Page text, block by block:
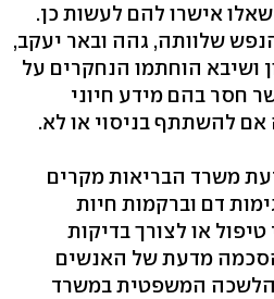
אישרו להם לעשות כן.
שלוותה, גהה ובאר יעקב,
ושיבא הוחתמו הנחקרים על
חסר בהם מידע חיוני
להשתתף בניסוי או לא.
לידיעת משרד הבריאות מקרים
דם וברקמות חיות
או לצורך בדיקות
מדעת של האנשים
הלשכה המשפטית במשרד